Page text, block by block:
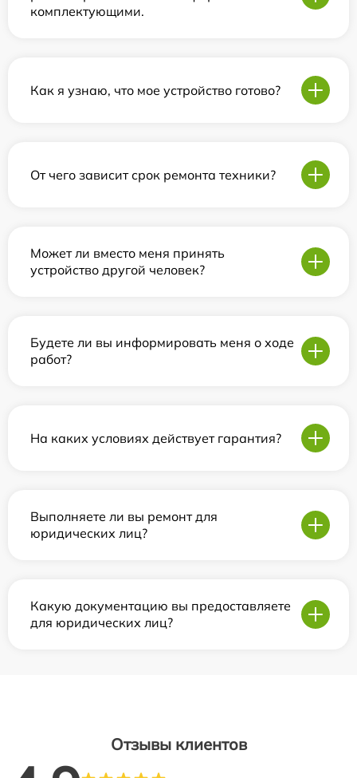
комплектующими.
Как я узнаю, что мое устройство готово?
От чего зависит срок ремонта техники?
Может ли вместо меня принять
устройство другой человек?
Будете ли вы информировать меня о ходе
работ?
На каких условиях действует гарантия?
Выполняете ли вы ремонт для
юридических лиц?
Какую документацию вы предоставляете
для юридических лиц?
Отзывы клиентов